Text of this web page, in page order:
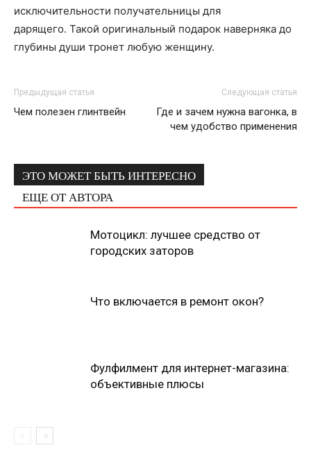
исключительности получательницы для
дарящего. Такой оригинальный подарок наверняка до
глубины души тронет любую женщину.
Предыдущая статья
Чем полезен глинтвейн
Следующая статья
Где и зачем нужна вагонка, в
чем удобство применения
ЭТО МОЖЕТ БЫТЬ ИНТЕРЕСНО
ЕЩЕ ОТ АВТОРА
Мотоцикл: лучшее средство от
городских заторов
Что включается в ремонт окон?
Фулфилмент для интернет-магазина:
объективные плюсы